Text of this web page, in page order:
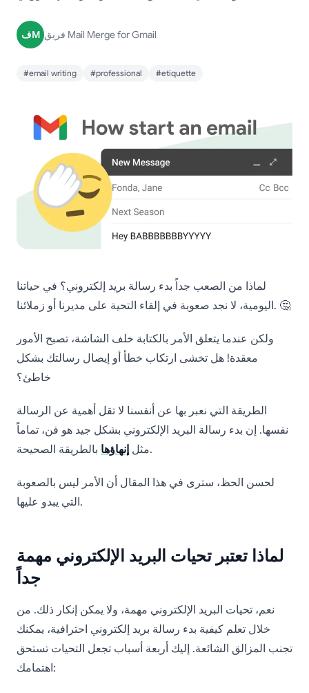
فM فريق Mail Merge for Gmail
#email writing #professional #etiquette
لماذا من الصعب جداً بدء رسالة بريد إلكتروني؟ في حياتنا
اليومية، لا نجد صعوبة في إلقاء التحية على مديرنا أو زملائنا. 🤔
ولكن عندما يتعلق الأمر بالكتابة خلف الشاشة، تصبح الأمور
معقدة! هل تخشى ارتكاب خطأ أو إيصال رسالتك بشكل
خاطئ؟
الطريقة التي نعبر بها عن أنفسنا لا تقل أهمية عن الرسالة
نفسها. إن بدء رسالة البريد الإلكتروني بشكل جيد هو فن، تماماً
مثل إنهاؤها بالطريقة الصحيحة.
لحسن الحظ، سترى في هذا المقال أن الأمر ليس بالصعوبة
التي يبدو عليها.
لماذا تعتبر تحيات البريد الإلكتروني مهمة
جداً
نعم، تحيات البريد الإلكتروني مهمة، ولا يمكن إنكار ذلك. من
خلال تعلم كيفية بدء رسالة بريد إلكتروني احترافية، يمكنك
تجنب المزالق الشائعة. إليك أربعة أسباب تجعل التحيات تستحق
اهتمامك: